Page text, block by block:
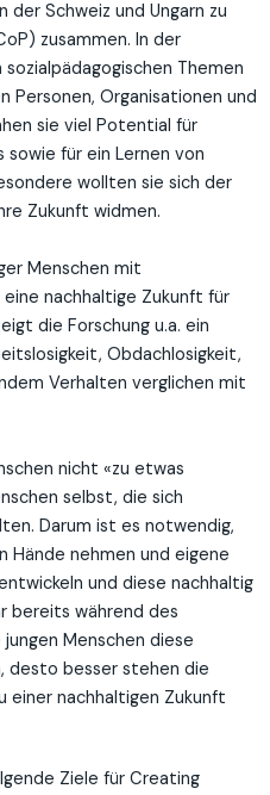
Schweiz und Ungarn zu
zusammen. In der
Themen
Personen, Organisationen und
sie viel Potential für
sowie für ein Lernen von
wollten sie sich der
Zukunft widmen.
Menschen mit
nachhaltige Zukunft für
die Forschung u.a. ein
Obdachlosigkeit,
Verhalten verglichen mit
nicht «zu etwas
selbst, die sich
Darum ist es notwendig,
Hände nehmen und eigene
und diese nachhaltig
bereits während des
Menschen diese
desto besser stehen die
einer nachhaltigen Zukunft
Ziele für Creating